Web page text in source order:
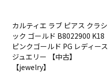
カルティエ ラブ ピアス クラシ
ック ゴールド B8022900 K18
ピンクゴールド PG レディース
ジュエリー 【中古】
【jewelry】